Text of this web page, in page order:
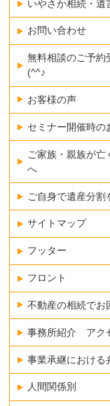
いやさか相続・遺
お問い合わせ
無料相談のご予約
(^^♪
お客様の声
セミナー開催時の
ご家族・親族が
へ
ご自身で遺産分割
サイトマップ
フッター
フロント
不動産の相続でお
事務所紹介 アク
事業承継における
人間関係別